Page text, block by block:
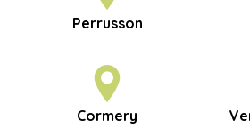
Perrusson
Cormery